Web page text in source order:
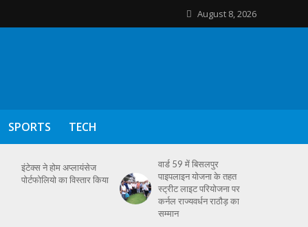
August 8, 2026
SPORTS TECH
इंटेक्स ने होम अप्लायंसेज
पोर्टफोलियो का विस्तार किया
वार्ड 59 में बिसलपुर
पाइपलाइन योजना के तहत
स्ट्रीट लाइट परियोजना पर
कर्नल राज्यवर्धन राठौड़ का
सम्मान